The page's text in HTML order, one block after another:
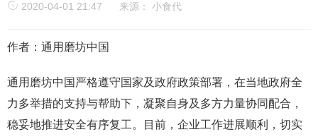
2020-04-01 21:47 来源： 小食代
作者：通用磨坊中国
通用磨坊中国严格遵守国家及政府政策部署，在当地政府全
力多举措的支持与帮助下，凝聚自身及多方力量协同配合，
稳妥地推进安全有序复工。目前，企业工作进展顺利，切实